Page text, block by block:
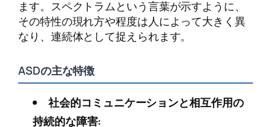
ます。スペクトラムという言葉が示すように、
その特性の現れ方や程度は人によって大きく異
なり、連続体として捉えられます。
ASDの主な特徴
社会的コミュニケーションと相互作用の
持続的な障害: